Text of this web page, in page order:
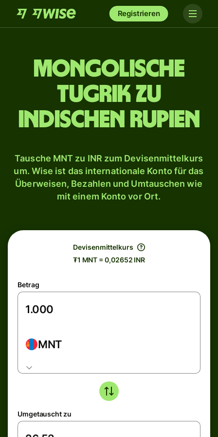
Registrieren
Mongolische
Tugrik zu
indischen Rupien
Tausche MNT zu INR zum Devisenmittelkurs
um. Wise ist das internationale Konto für das
Überweisen, Bezahlen und Umtauschen wie
mit einem Konto vor Ort.
Devisenmittelkurs
₮1 MNT = 0,02652 INR
Betrag
MNT
Umgetauscht zu